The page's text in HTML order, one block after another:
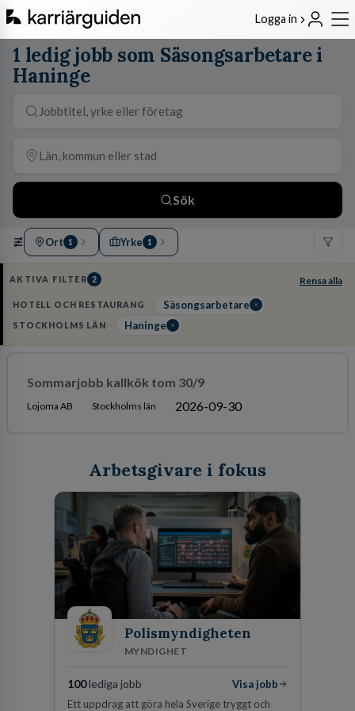
Logga in
1 ledig jobb som Säsongsarbetare i
Haninge
Sök
Ort 1 Yrke 1
AKTIVA FILTER 2 Rensa alla
HOTELL OCH RESTAURANG Säsongsarbetare
STOCKHOLMS LÄN Haninge
Sommarjobb kallkök tom 30/9
Lojoma AB Stockholms län 2026-09-30
Arbetsgivare i fokus
Polismyndigheten
MYNDIGHET
100lediga jobb
Visa jobb
Ett uppdrag att göra hela Sverige tryggt och